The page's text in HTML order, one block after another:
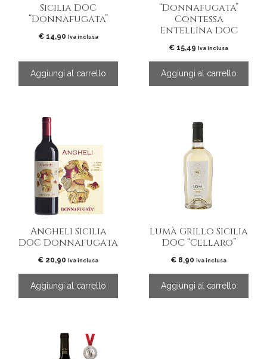
Sicilia DOC
“Donnafugata”
€14,90 Iva inclusa
Aggiungi al carrello
“Donnafugata”
Contessa
Entellina DOC
€ 15,49 Iva inclusa
Aggiungi al carrello
Angheli Sicilia
DOC Donnafugata
€ 20,90 Iva inclusa
Aggiungi al carrello
Lumà Grillo Sicilia
DOC “Cellaro”
€ 8,90 Iva inclusa
Aggiungi al carrello